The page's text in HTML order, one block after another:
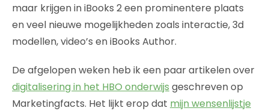
maar krijgen in iBooks 2 een prominentere plaats
en veel nieuwe mogelijkheden zoals interactie, 3d
modellen, video’s en iBooks Author.
De afgelopen weken heb ik een paar artikelen over
digitalisering in het HBO onderwijs geschreven op
Marketingfacts. Het lijkt erop dat mijn wensenlijstje